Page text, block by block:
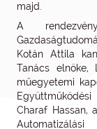
majd.
A
Kotán Attila
Tanács elnöke,
műegyetemi
Charaf Hassan,